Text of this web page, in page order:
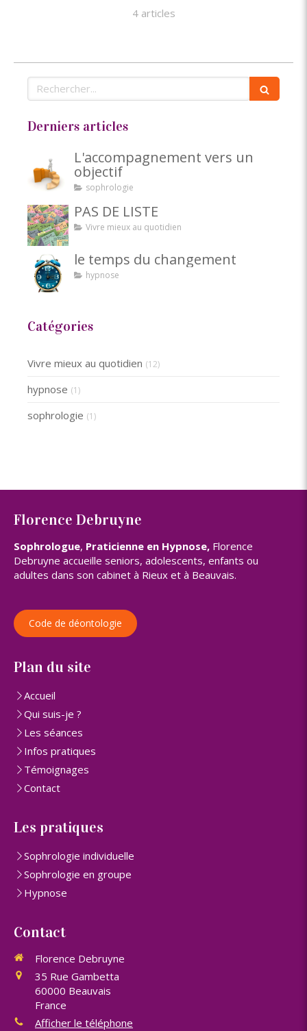
4 articles
Rechercher
Derniers articles
L'accompagnement vers un
objectif
sophrologie
PAS DE LISTE
Vivre mieux au quotidien
le temps du changement
hypnose
Catégories
Vivre mieux au quotidien (12)
hypnose (1)
sophrologie (1)
Florence Debruyne
Sophrologue, Praticienne en Hypnose, Florence
Debruyne accueille seniors, adolescents, enfants ou
adultes dans son cabinet à Rieux et à Beauvais.
Code de déontologie
Plan du site
Accueil
Qui suis-je ?
Les séances
Infos pratiques
Témoignages
Contact
Les pratiques
Sophrologie individuelle
Sophrologie en groupe
Hypnose
Contact
Florence Debruyne
35 Rue Gambetta
60000 Beauvais
France
Afficher le téléphone